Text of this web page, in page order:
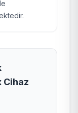
Cihaz